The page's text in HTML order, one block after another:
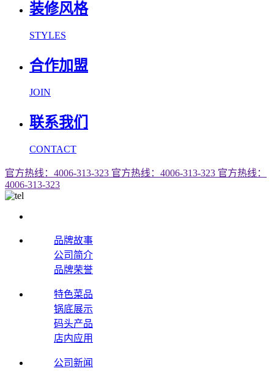
装修风格
STYLES
合作加盟
JOIN
联系我们
CONTACT
官方热线：4006-313-323 官方热线：4006-313-323 官方热线：
4006-313-323
品牌故事
公司简介
品牌荣誉
特色菜品
锅底展示
码头产品
店内应用
公司新闻